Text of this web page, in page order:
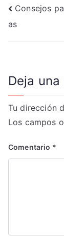
de
Consejos
as
Deja
Tu dirección
Los campos
Comentario *